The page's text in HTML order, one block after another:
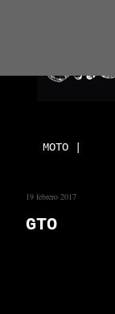
MOTO |
19 febrero 2017
GTO